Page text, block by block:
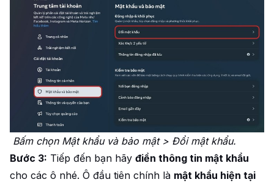
Bấm chọn Mật khẩu và bảo mật > Đổi mật khẩu.
Bước 3: Tiếp đến bạn hãy điền thông tin mật khẩu
cho các ô nhé. Ô đầu tiên chính là mật khẩu hiện tại